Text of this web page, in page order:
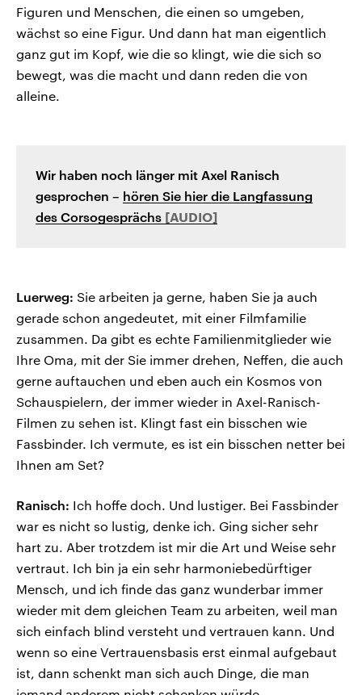
Figuren und Menschen, die einen so umgeben,
wächst so eine Figur. Und dann hat man eigentlich
ganz gut im Kopf, wie die so klingt, wie die sich so
bewegt, was die macht und dann reden die von
alleine.
Wir haben noch länger mit Axel Ranisch
gesprochen – hören Sie hier die Langfassung
des Corsogesprächs
Luerweg: Sie arbeiten ja gerne, haben Sie ja auch
gerade schon angedeutet, mit einer Filmfamilie
zusammen. Da gibt es echte Familienmitglieder wie
Ihre Oma, mit der Sie immer drehen, Neffen, die auch
gerne auftauchen und eben auch ein Kosmos von
Schauspielern, der immer wieder in Axel-Ranisch-
Filmen zu sehen ist. Klingt fast ein bisschen wie
Fassbinder. Ich vermute, es ist ein bisschen netter bei
Ihnen am Set?
Ranisch: Ich hoffe doch. Und lustiger. Bei Fassbinder
war es nicht so lustig, denke ich. Ging sicher sehr
hart zu. Aber trotzdem ist mir die Art und Weise sehr
vertraut. Ich bin ja ein sehr harmoniebedürftiger
Mensch, und ich finde das ganz wunderbar immer
wieder mit dem gleichen Team zu arbeiten, weil man
sich einfach blind versteht und vertrauen kann. Und
wenn so eine Vertrauensbasis erst einmal aufgebaut
ist, dann schenkt man sich auch Dinge, die man